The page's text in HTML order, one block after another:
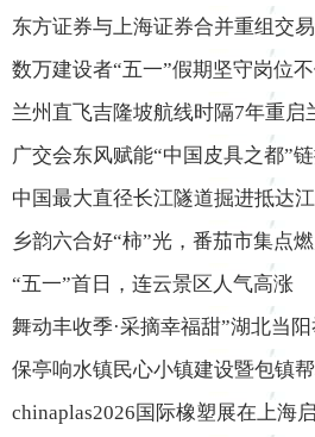
东方证券与上海证券合并重组交
数万建设者“五一”假期坚守岗位
兰州直飞吉隆坡航线时隔7年重
广交会东风赋能“中国皮具之都”
中国最大直径长江隧道掘进抵达
乡韵六合好“柿”光，番茄市集点
“五一”首日，连云景区人气高涨
舞动丰收季·采摘幸福甜”湖北当
保亭响水镇民心小镇建设暨包镇
chinaplas2026国际橡塑展在上海